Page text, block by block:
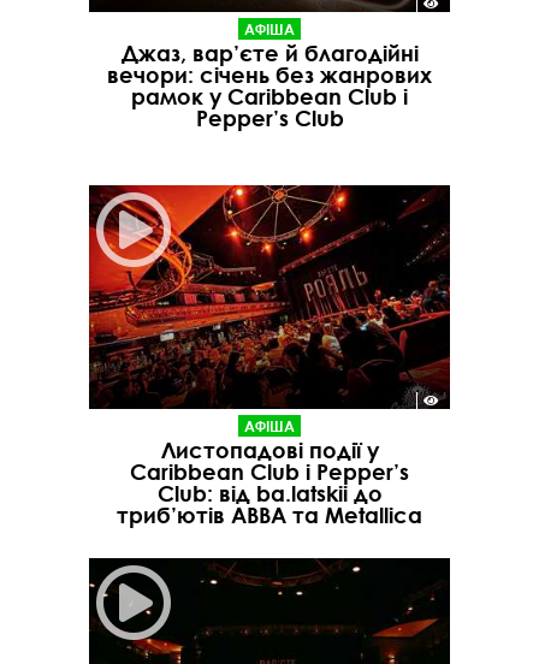
АФІША
Джаз, вар’єте й благодійні
вечори: січень без жанрових
рамок у Caribbean Club і
Pepper’s Club
АФІША
Листопадові події у
Caribbean Club і Pepper’s
Club: від ba.latskii до
триб’ютів ABBA та Metallica